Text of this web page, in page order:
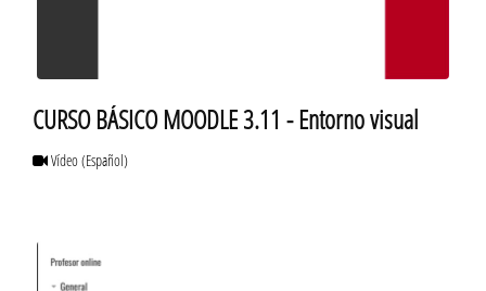
CURSO BÁSICO MOODLE 3.11 - Entorno visual
Vídeo(Español)